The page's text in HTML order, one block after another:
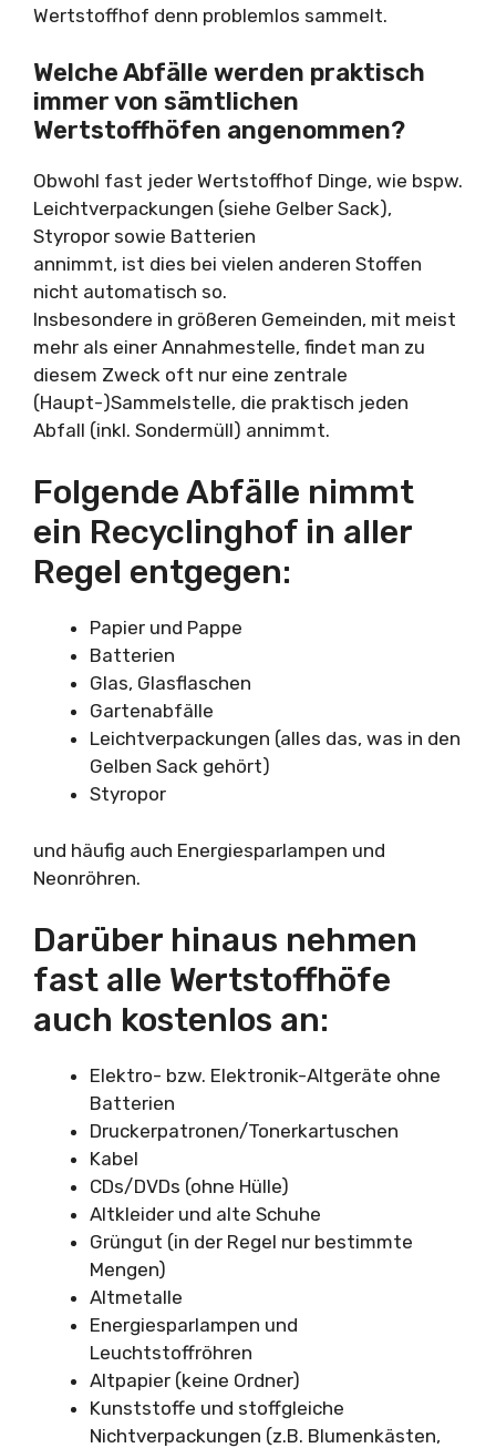
Wertstoffhof denn problemlos sammelt.
Welche Abfälle werden praktisch
immer von sämtlichen
Wertstoffhöfen angenommen?
Obwohl fast jeder Wertstoffhof Dinge, wie bspw.
Leichtverpackungen (siehe Gelber Sack),
Styropor sowie Batterien
annimmt, ist dies bei vielen anderen Stoffen
nicht automatisch so.
Insbesondere in größeren Gemeinden, mit meist
mehr als einer Annahmestelle, findet man zu
diesem Zweck oft nur eine zentrale
(Haupt-)Sammelstelle, die praktisch jeden
Abfall (inkl. Sondermüll) annimmt.
Folgende Abfälle nimmt
ein Recyclinghof in aller
Regel entgegen:
Papier und Pappe
Batterien
Glas, Glasflaschen
Gartenabfälle
Leichtverpackungen (alles das, was in den
Gelben Sack gehört)
Styropor
und häufig auch Energiesparlampen und
Neonröhren.
Darüber hinaus nehmen
fast alle Wertstoffhöfe
auch kostenlos an:
Elektro- bzw. Elektronik-Altgeräte ohne
Batterien
Druckerpatronen/Tonerkartuschen
Kabel
CDs/DVDs (ohne Hülle)
Altkleider und alte Schuhe
Grüngut (in der Regel nur bestimmte
Mengen)
Altmetalle
Energiesparlampen und
Leuchtstoffröhren
Altpapier (keine Ordner)
Kunststoffe und stoffgleiche
Nichtverpackungen (z.B. Blumenkästen,